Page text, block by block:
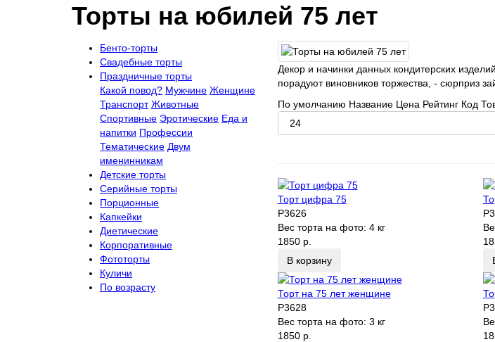
Торты на юбилей 75 лет
Бенто-торты
Свадебные торты
Праздничные торты
Какой повод? Мужчине Женщине
Транспорт Животные
Спортивные Эротические Еда и
напитки Профессии
Тематические Двум
именинникам
Детские торты
Серийные торты
Порционные
Капкейки
Диетические
Корпоративные
Фототорты
Куличи
По возрасту
Декор и начинки данных кондитерских
порадуют виновников торжества, - сюрприз
По умолчанию Название Цена Рейтинг Код
Торт цифра 75
P3626
Вес торта на фото: 4 кг
1850 р.
В корзину
Торт на 75 лет женщине
P3628
Вес торта на фото: 3 кг
1850 р.